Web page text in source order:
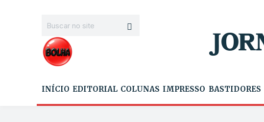
INÍCIO EDITORIAL COLUNAS IMPRESSO BASTIDORES